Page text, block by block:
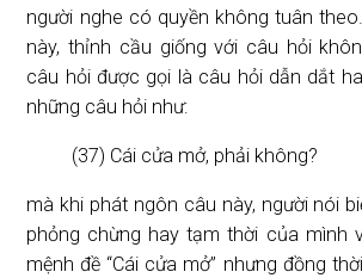
người nghe có quyền không tuân
này, thỉnh cầu giống với câu hỏi
câu hỏi được gọi là câu hỏi dẫn dắt
những câu hỏi như:
(37) Cái cửa mở, phải không?
mà khi phát ngôn câu này, người nói
phỏng chừng hay tạm thời của mình
mệnh đề “Cái cửa mở” nhưng đồng